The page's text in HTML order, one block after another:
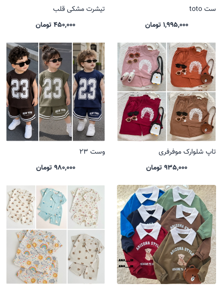
ست toto
1,995,000 تومان
تیشرت مشکی قلب
450,000 تومان
تاپ شلوارک موفرفری
935,000 تومان
وست 23
980,000 تومان